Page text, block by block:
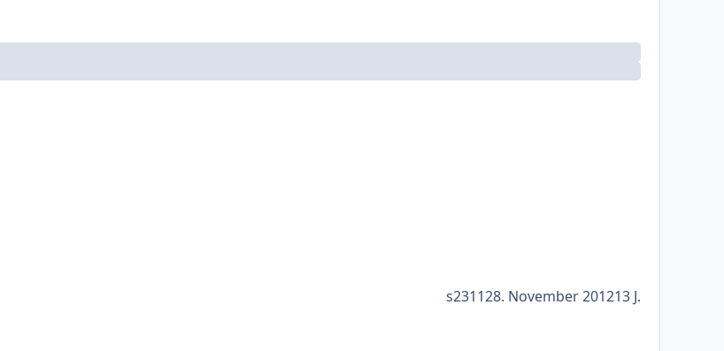
s231128. November 201213 J.